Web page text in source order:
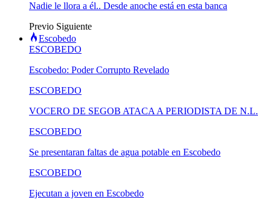
Nadie le llora a él.. Desde anoche está en esta banca
Previo Siguiente
Escobedo
ESCOBEDO
Escobedo: Poder Corrupto Revelado
ESCOBEDO
VOCERO DE SEGOB ATACA A PERIODISTA DE N.L.
ESCOBEDO
Se presentaran faltas de agua potable en Escobedo
ESCOBEDO
Ejecutan a joven en Escobedo